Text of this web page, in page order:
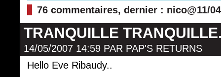
76 commentaires, dernier : nico@11/
TRANQUILLE
14/05/2007 14:59 PAR PAP'S RETURNS
Hello Eve Ribaudy..